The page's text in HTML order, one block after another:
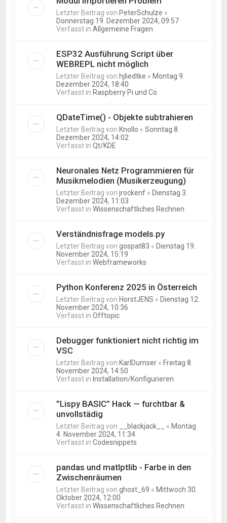
Letzter Beitrag von PeterSchulze «
Donnerstag 19. Dezember 2024, 09:57
Verfasst inAllgemeine Fragen
ESP32 Ausführung Script über
WEBREPL nicht möglich
Letzter Beitrag von hjliedtke « Montag 9.
Dezember 2024, 18:40
Verfasst in Raspberry Pi und Co.
QDateTime() - Objekte subtrahieren
Letzter Beitrag von Knollo «Sonntag 8.
Dezember 2024, 14:02
Verfasst inQt/KDE
Neuronales Netz Programmieren für
Musikmelodien (Musikerzeugung)
Letzter Beitrag vonjrockenf « Dienstag 3.
Dezember 2024, 11:03
Verfasst inWissenschaftliches Rechnen
Verständnisfrage models.py
Letzter Beitrag vongospat83 « Dienstag 19.
November 2024, 15:19
Verfasst inWebframeworks
Python Konferenz 2025 in Österreich
Letzter Beitrag von HorstJENS « Dienstag 12.
November 2024, 10:36
Verfasst inOfftopic
Debugger funktioniert nicht richtig im
VSC
Letzter Beitrag von KarlDumser « Freitag 8.
November 2024, 14:50
Verfasst in Installation/Konfigurieren
”Lispy BASIC” Hack — furchtbar &
unvollstädig
Letzter Beitrag von __blackjack__ « Montag
4. November 2024, 11:34
Verfasst inCodesnippets
pandas und matlptlib - Farbe in den
Zwischenräumen
Letzter Beitrag vonghost_69 « Mittwoch 30.
Oktober 2024, 12:00
Verfasst inWissenschaftliches Rechnen